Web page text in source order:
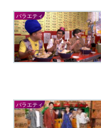
バラエティ
バラエティ